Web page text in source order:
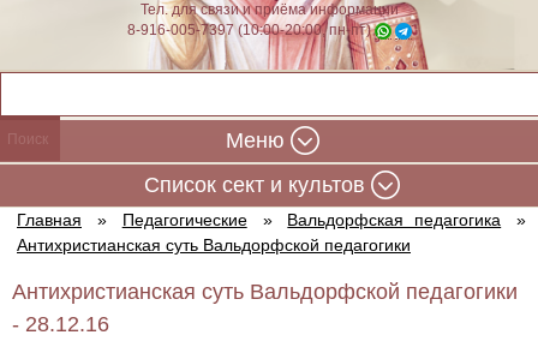
Тел. для связи и приёма информации
8-916-005-7397 (10:00-20:00, пн-пт)
Меню
Cписок сект и культов
Главная » Педагогические » Вальдорфская педагогика
»
Антихристианская суть Вальдорфской педагогики
Антихристианская суть Вальдорфской педагогики
- 28.12.16